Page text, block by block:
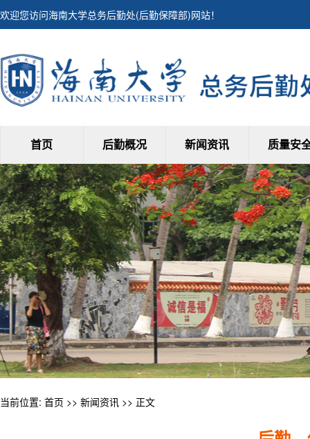
欢迎您访问海南大学总务后勤处(后勤保障部)网站！
首页 后勤概况 新闻资讯 质量安
当前位置: 首页 >> 新闻资讯 >> 正文